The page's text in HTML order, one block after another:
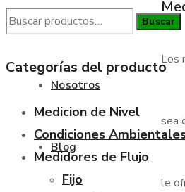
Aplicaciones
Nosotros
Blog
Los
sea
le
Buscar
Buscar
Categorías del producto
Medicion de Nivel
Condiciones
Medidores de Flujo
Fijo